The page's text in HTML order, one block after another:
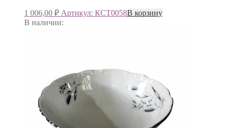
1 006,00 ₽ Артикул: КСТ0058В корзину
В наличии: